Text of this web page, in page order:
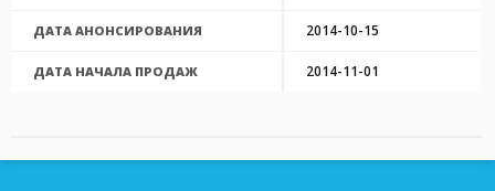
ДАТА АНОНСИРОВАНИЯ 2014-10-15
ДАТА НАЧАЛА ПРОДАЖ 2014-11-01